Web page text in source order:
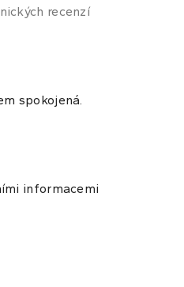
recenzí
spokojená.
informacemi